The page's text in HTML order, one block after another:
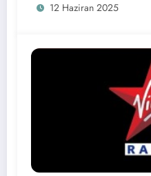
12 Haziran 2025